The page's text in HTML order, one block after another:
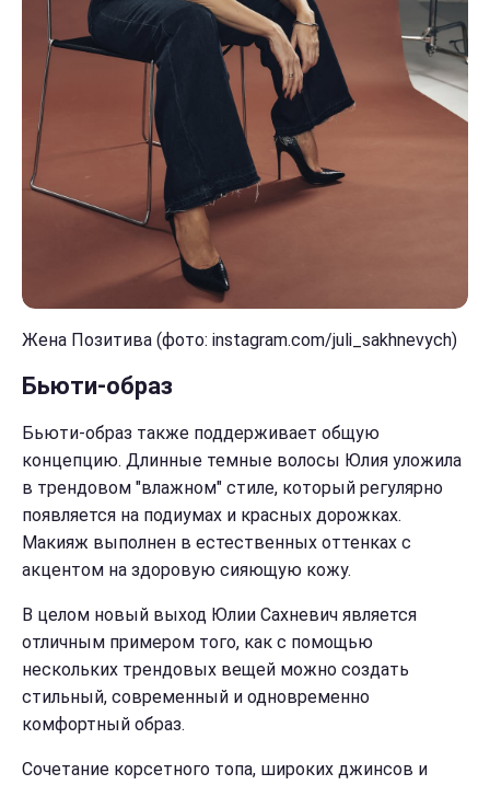
Жена Позитива (фото: instagram.com/juli_sakhnevych)
Бьюти-образ
Бьюти-образ также поддерживает общую
концепцию. Длинные темные волосы Юлия уложила
в трендовом "влажном" стиле, который регулярно
появляется на подиумах и красных дорожках.
Макияж выполнен в естественных оттенках с
акцентом на здоровую сияющую кожу.
В целом новый выход Юлии Сахневич является
отличным примером того, как с помощью
нескольких трендовых вещей можно создать
стильный, современный и одновременно
комфортный образ.
Сочетание корсетного топа, широких джинсов и